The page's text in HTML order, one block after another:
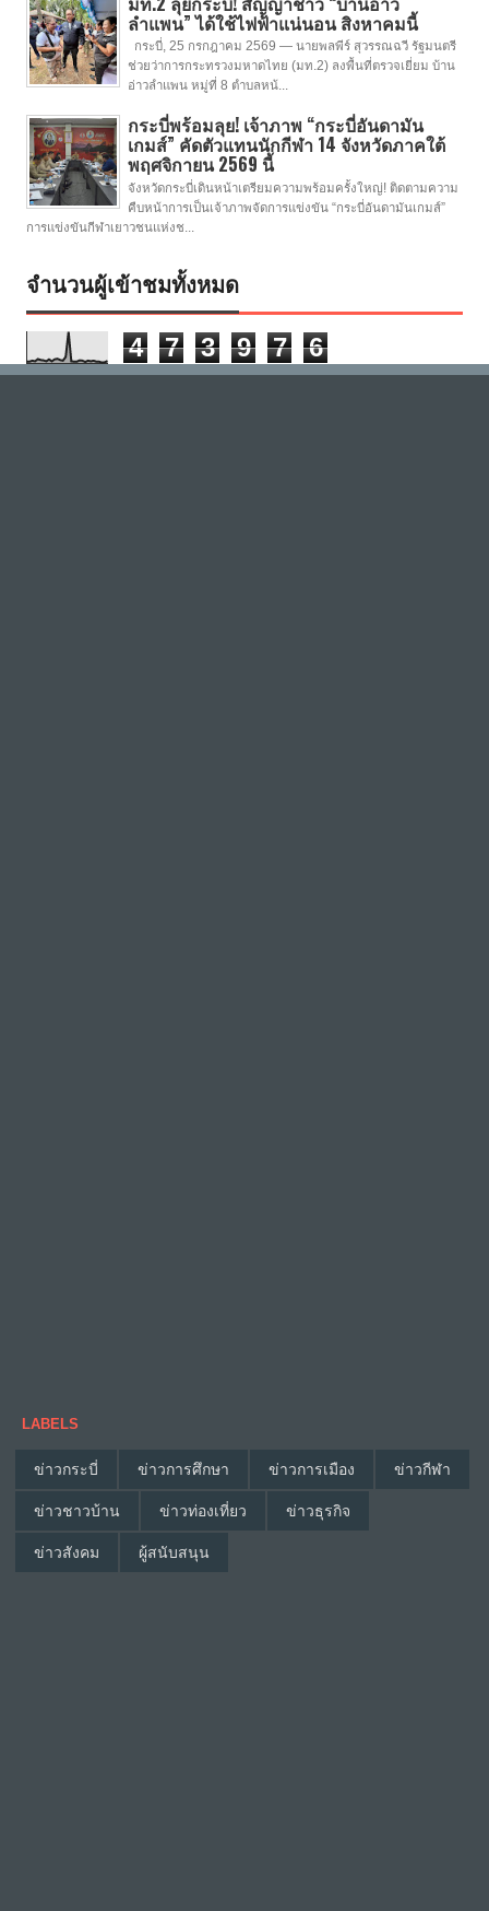
ลำแพน” ได้ใช้ไฟฟ้าแน่นอน สิงหาคมนี้
กระบี่, 25 กรกฎาคม 2569 — นายพลพีร์ สุวรรณฉวี รัฐมนตรี
ช่วยว่าการกระทรวงมหาดไทย (มท.2) ลงพื้นที่ตรวจเยี่ยม บ้าน
อ่าวลำแพน หมู่ที่ 8 ตำบลหน้...
กระบี่พร้อมลุย! เจ้าภาพ “กระบี่อันดามัน
เกมส์” คัดตัวแทนนักกีฬา 14 จังหวัดภาคใต้
พฤศจิกายน 2569 นี้
จังหวัดกระบี่เดินหน้าเตรียมความพร้อมครั้งใหญ่! ติดตามความ
คืบหน้าการเป็นเจ้าภาพจัดการแข่งขัน “กระบี่อันดามันเกมส์”
การแข่งขันกีฬาเยาวชนแห่งช...
จำนวนผู้เข้าชมทั้งหมด
4 7 3 9 7 6
LABELS
ข่าวกระบี่ ข่าวการศึกษา ข่าวการเมือง ข่าวกีฬา
ข่าวชาวบ้าน ข่าวท่องเที่ยว ข่าวธุรกิจ
ข่าวสังคม ผู้สนับสนุน